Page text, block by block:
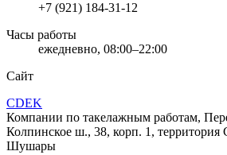
+7 (921) 184-31-12
Часы работы
ежедневно, 08:00–22:00
Сайт
CDEK
Компании по такелажным работам,
Колпинское ш., 38, корп. 1, территория
Шушары